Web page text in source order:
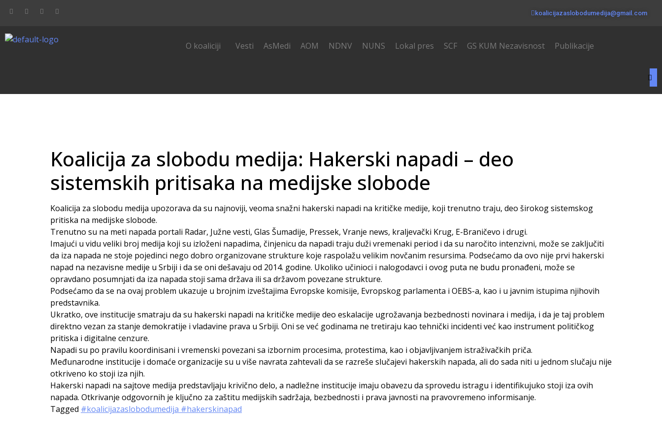
koalicijazaslobodumedija@gmail.com
O koaliciji Vesti AsMedi AOM NDNV NUNS Lokal pres SCF GS KUM Nezavisnost Publikacije
Koalicija za slobodu medija: Hakerski napadi – deo
sistemskih pritisaka na medijske slobode
Koalicija za slobodu medija upozorava da su najnoviji, veoma snažni hakerski napadi na kritičke medije, koji trenutno traju, deo širokog sistemskog
pritiska na medijske slobode.
Trenutno su na meti napada portali Radar, Južne vesti, Glas Šumadije, Pressek, Vranje news, kraljevački Krug, E-Braničevo i drugi.
Imajući u vidu veliki broj medija koji su izloženi napadima, činjenicu da napadi traju duži vremenaki period i da su naročito intenzivni, može se zaključiti
da iza napada ne stoje pojedinci nego dobro organizovane strukture koje raspolažu velikim novčanim resursima. Podsećamo da ovo nije prvi hakerski
napad na nezavisne medije u Srbiji i da se oni dešavaju od 2014. godine. Ukoliko učinioci i nalogodavci i ovog puta ne budu pronađeni, može se
opravdano posumnjati da iza napada stoji sama država ili sa državom povezane strukture.
Podsećamo da se na ovaj problem ukazuje u brojnim izveštajima Evropske komisije, Evropskog parlamenta i OEBS-a, kao i u javnim istupima njihovih
predstavnika.
Ukratko, ove institucije smatraju da su hakerski napadi na kritičke medije deo eskalacije ugrožavanja bezbednosti novinara i medija, i da je taj problem
direktno vezan za stanje demokratije i vladavine prava u Srbiji. Oni se već godinama ne tretiraju kao tehnički incidenti već kao instrument političkog
pritiska i digitalne cenzure.
Napadi su po pravilu koordinisani i vremenski povezani sa izbornim procesima, protestima, kao i objavljivanjem istraživačkih priča.
Međunarodne institucije i domaće organizacije su u više navrata zahtevali da se razreše slučajevi hakerskih napada, ali do sada niti u jednom slučaju nije
otkriveno ko stoji iza njih.
Hakerski napadi na sajtove medija predstavljaju krivično delo, a nadležne institucije imaju obavezu da sprovedu istragu i identifikujuko stoji iza ovih
napada. Otkrivanje odgovornih je ključno za zaštitu medijskih sadržaja, bezbednosti i prava javnosti na pravovremeno informisanje.
Tagged #koalicijazaslobodumedija #hakerskinapad